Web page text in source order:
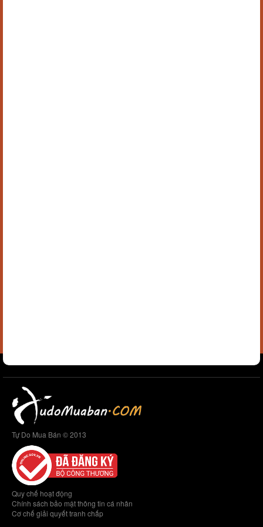
Tự Do Mua Bán © 2013
Quy chế hoạt động
Chính sách bảo mật thông tin cá nhân
Cơ chế giải quyết tranh chấp